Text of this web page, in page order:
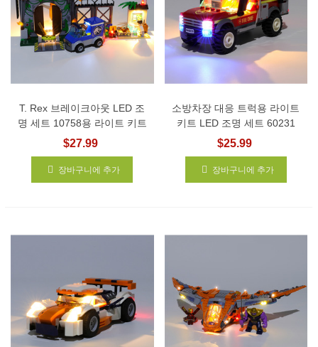
T. Rex 브레이크아웃 LED 조
명 세트 10758용 라이트 키트
$27.99
장바구니에 추가
소방차장 대응 트럭용 라이트
키트 LED 조명 세트 60231
$25.99
장바구니에 추가